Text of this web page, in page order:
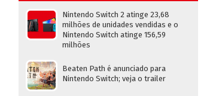
Nintendo Switch 2 atinge 23,68
milhões de unidades vendidas e o
Nintendo Switch atinge 156,59
milhões
Beaten Path é anunciado para
Nintendo Switch; veja o trailer